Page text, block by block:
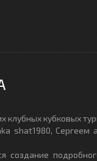
клубных кубковых
shat1980, Сергеем
создание